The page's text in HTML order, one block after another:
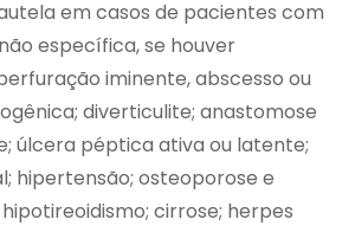
em casos de pacientes com
específica, se houver
iminente, abscesso ou
diverticulite; anastomose
úlcera péptica ativa ou latente;
hipertensão; osteoporose e
cirrose; herpes